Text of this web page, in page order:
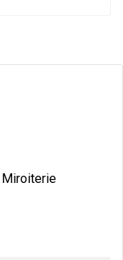
Miroiterie